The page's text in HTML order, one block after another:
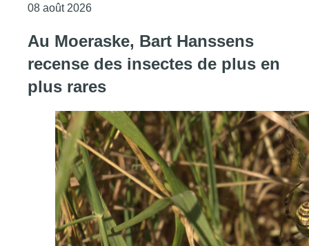
08 août 2026Consulter l'article "Un nouveau club de
Au Moeraske, Bart Hanssens
recense des insectes de plus en
plus rares